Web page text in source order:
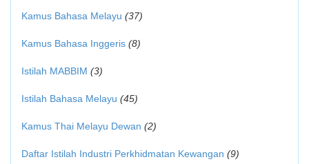
Kamus Bahasa Melayu (37)
Kamus Bahasa Inggeris (8)
Istilah MABBIM (3)
Istilah Bahasa Melayu (45)
Kamus Thai Melayu Dewan (2)
Daftar Istilah Industri Perkhidmatan Kewangan (9)